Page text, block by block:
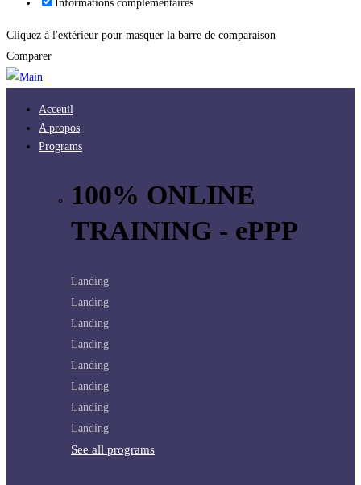
Informations complémentaires
Cliquez à l'extérieur pour masquer la barre de comparaison
Comparer
Acceuil
A propos
Programs
100% ONLINE
TRAINING - ePPP
Landing
Landing
Landing
Landing
Landing
Landing
Landing
Landing
See all programs